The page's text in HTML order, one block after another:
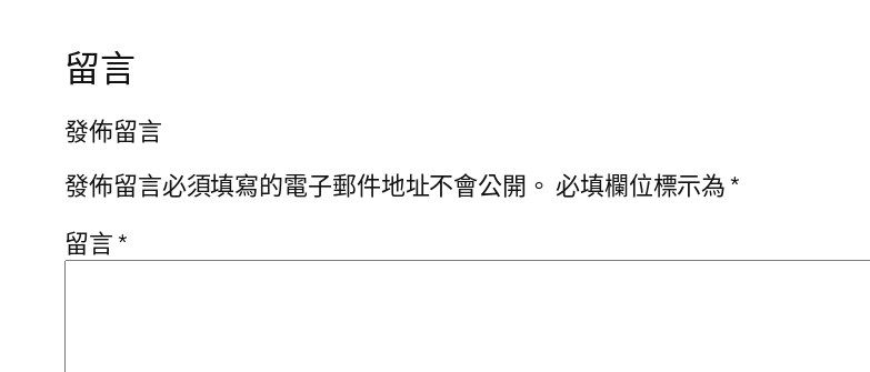
留言
發佈留言
發佈留言必須填寫的電子郵件地址不會公開。 必填欄位標示為*
留言*